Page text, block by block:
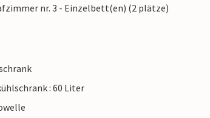
nr. 3 - Einzelbett(en) (2 plätze)
: 60 Liter